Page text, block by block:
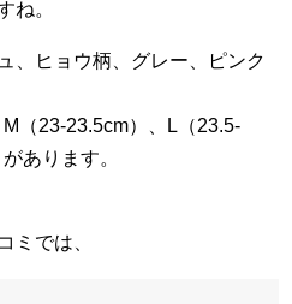
ね。
、ヒョウ柄、グレー、ピンク
（23-23.5cm）、L（23.5-
あります。
ミでは、